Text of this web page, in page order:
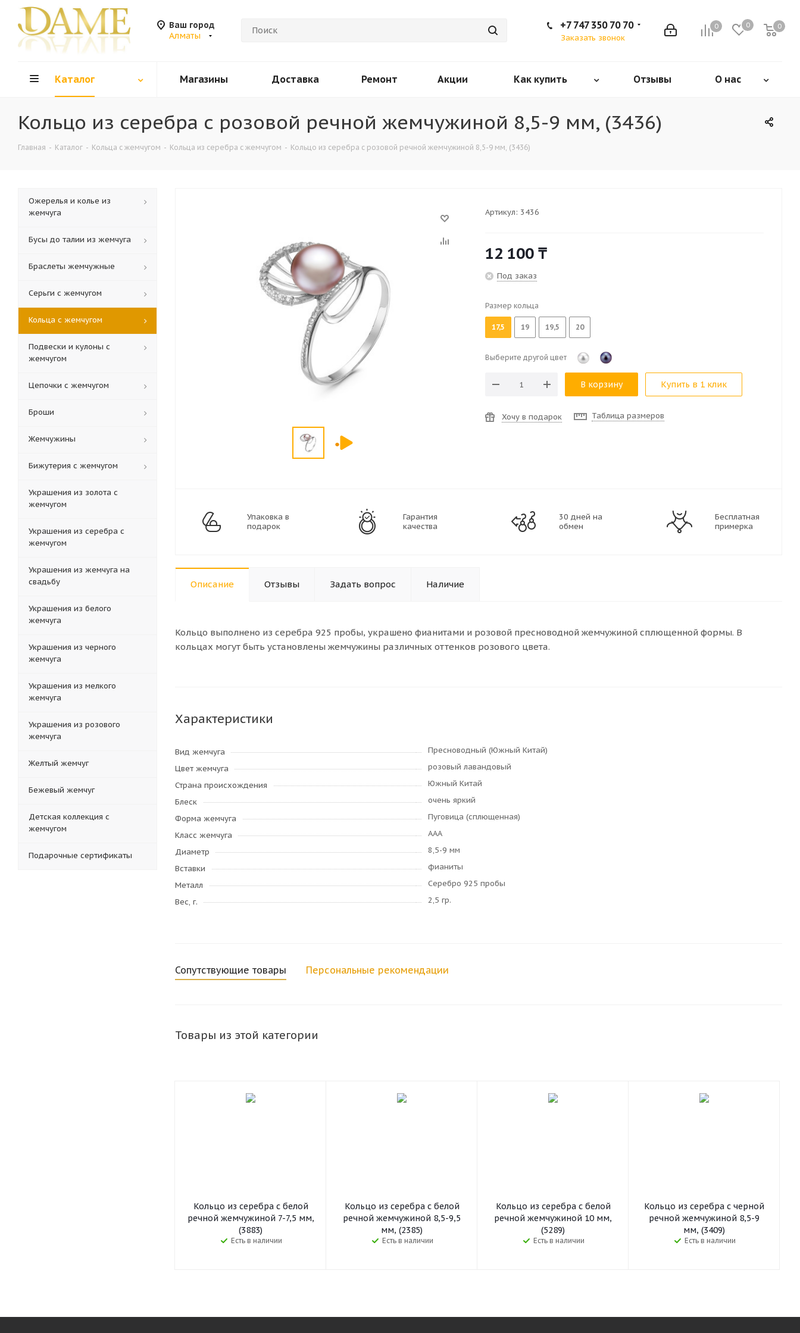
Ваш город
Алматы
0 0 0
+7 747 350 70 70
Заказать звонок
Каталог Магазины Доставка Ремонт Акции Как купить Отзывы О нас
Кольцо из серебра с розовой речной жемчужиной 8,5-9 мм, (3436)
Главная - Каталог - Кольца c жемчугом - Кольца из серебра c жемчугом - Кольцо из серебра с розовой речной жемчужиной 8,5-9 мм, (3436)
Артикул: 3436
12 100 ₸
Под заказ
Размер кольца
17,5 19 19,5 20
Выберите другой цвет
В корзину Купить в 1 клик
Хочу в подарок Таблица размеров
Упаковка в
подарок
Гарантия
качества
30 дней на
обмен
Бесплатная
примерка
Описание Отзывы Задать вопрос Наличие
Кольцо выполнено из серебра 925 пробы, украшено фианитами и розовой пресноводной жемчужиной сплющенной формы. В
кольцах могут быть установлены жемчужины различных оттенков розового цвета.
Характеристики
Вид жемчуга
Пресноводный (Южный Китай)
Цвет жемчуга
розовый лавандовый
Страна происхождения
Южный Китай
Блеск
очень яркий
Форма жемчуга
Пуговица (сплющенная)
Класс жемчуга
AAA
Диаметр
8,5-9 мм
Вставки
фианиты
Металл
Серебро 925 пробы
Вес, г.
2,5 гр.
Сопутствующие товары Персональные рекомендации
Товары из этой категории
Кольцо из серебра с белой
речной жемчужиной 7-7,5 мм,
(3883)
Есть в наличии
Кольцо из серебра с белой
речной жемчужиной 8,5-9,5
мм, (2385)
Есть в наличии
Кольцо из серебра с белой
речной жемчужиной 10 мм,
(5289)
Есть в наличии
Кольцо из серебра с черной
речной жемчужиной 8,5-9
мм, (3409)
Есть в наличии
Ожерелья и колье из
жемчуга
Бусы до талии из жемчуга
Браслеты жемчужные
Серьги с жемчугом
Кольца c жемчугом
Подвески и кулоны с
жемчугом
Цепочки с жемчугом
Броши
Жемчужины
Бижутерия с жемчугом
Украшения из золота с
жемчугом
Украшения из серебра с
жемчугом
Украшения из жемчуга на
свадьбу
Украшения из белого
жемчуга
Украшения из черного
жемчуга
Украшения из мелкого
жемчуга
Украшения из розового
жемчуга
Желтый жемчуг
Бежевый жемчуг
Детская коллекция с
жемчугом
Подарочные сертификаты